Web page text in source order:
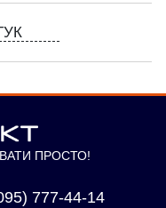
ПРОСТО!
777-44-14